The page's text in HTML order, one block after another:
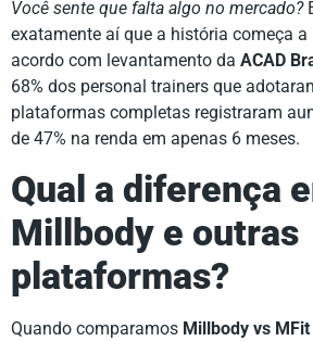
Você sente que falta algo no mercado?
exatamente aí que a história começa a
acordo com levantamento da ACAD
68% dos personal trainers que
plataformas completas registraram
de 47% na renda em apenas 6 meses.
Qual a diferença
Millbody e outras
plataformas?
Quando comparamos Millbody vs MFit